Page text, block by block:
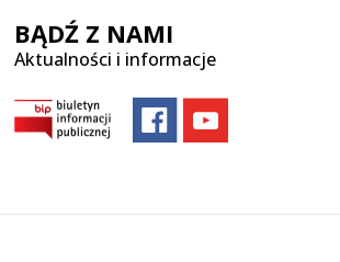
BĄDŹ Z NAMI
Aktualności i informacje